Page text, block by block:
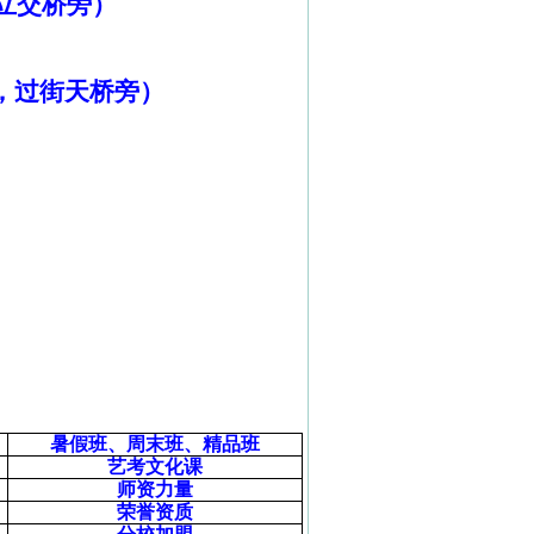
街天桥旁）
暑假班、周末班、精品班
艺考文化课
师资力量
荣誉资质